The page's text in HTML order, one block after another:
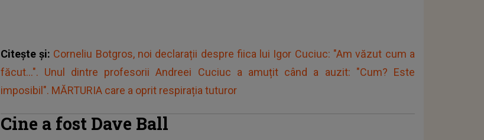
Citește și: Corneliu Botgros, noi declarații despre fiica lui Igor Cuciuc: "Am văzut cum a
făcut...". Unul dintre profesorii Andreei Cuciuc a amuțit când a auzit: "Cum? Este
imposibil". MĂRTURIA care a oprit respirația tuturor
Cine a fost Dave Ball